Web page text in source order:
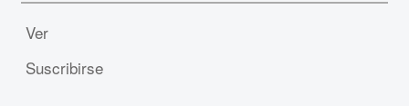
Ver
Suscribirse